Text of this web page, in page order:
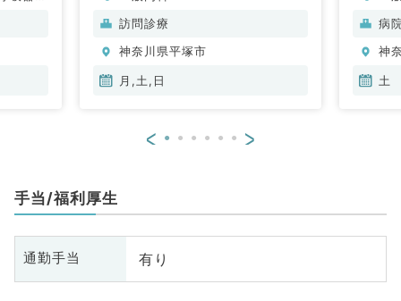
訪問診療
神奈川県平塚市
月,土,日
病
神
土
< >
手当/福利厚生
通勤手当 有り